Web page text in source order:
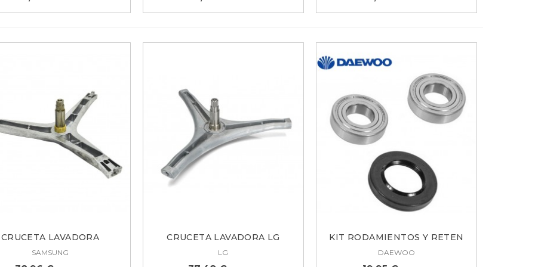
CRUCETA LAVADORA
SAMSUNG...
SAMSUNG
CRUCETA LAVADORA LG
MHW34308901
LG
KIT RODAMIENTOS Y RETEN
LAVADORA...
DAEWOO